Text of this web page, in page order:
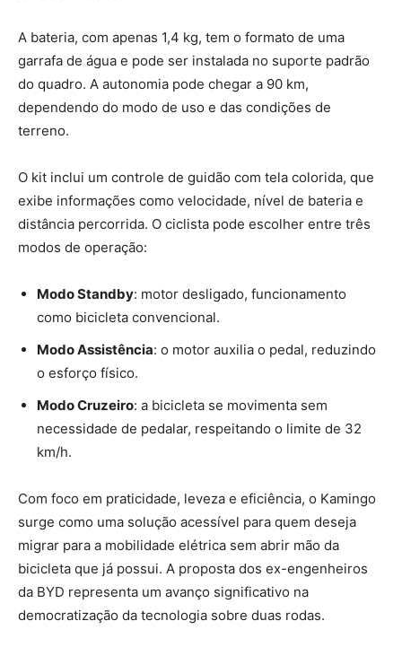
A bateria, com apenas 1,4 kg, tem o formato de uma
garrafa de água e pode ser instalada no suporte padrão
do quadro. A autonomia pode chegar a 90 km,
dependendo do modo de uso e das condições de
terreno.
O kit inclui um controle de guidão com tela colorida, que
exibe informações como velocidade, nível de bateria e
distância percorrida. O ciclista pode escolher entre três
modos de operação:
Modo Standby: motor desligado, funcionamento
como bicicleta convencional.
Modo Assistência: o motor auxilia o pedal, reduzindo
o esforço físico.
Modo Cruzeiro: a bicicleta se movimenta sem
necessidade de pedalar, respeitando o limite de 32
km/h.
Com foco em praticidade, leveza e eficiência, o Kamingo
surge como uma solução acessível para quem deseja
migrar para a mobilidade elétrica sem abrir mão da
bicicleta que já possui. A proposta dos ex-engenheiros
da BYD representa um avanço significativo na
democratização da tecnologia sobre duas rodas.